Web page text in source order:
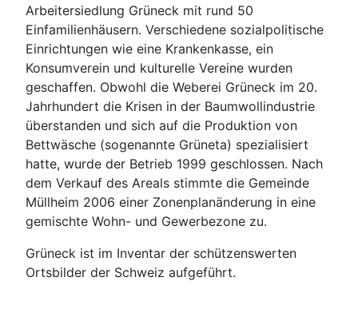
Arbeitersiedlung Grüneck mit rund 50
Einfamilienhäusern. Verschiedene sozialpolitische
Einrichtungen wie eine Krankenkasse, ein
Konsumverein und kulturelle Vereine wurden
geschaffen. Obwohl die Weberei Grüneck im 20.
Jahrhundert die Krisen in der Baumwollindustrie
überstanden und sich auf die Produktion von
Bettwäsche (sogenannte Grüneta) spezialisiert
hatte, wurde der Betrieb 1999 geschlossen. Nach
dem Verkauf des Areals stimmte die Gemeinde
Müllheim 2006 einer Zonenplanänderung in eine
gemischte Wohn- und Gewerbezone zu.
Grüneck ist im Inventar der schützenswerten
Ortsbilder der Schweiz aufgeführt.